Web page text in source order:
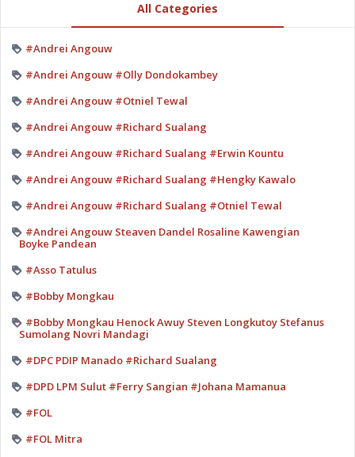
All Categories
#Andrei Angouw
#Andrei Angouw #Olly Dondokambey
#Andrei Angouw #Otniel Tewal
#Andrei Angouw #Richard Sualang
#Andrei Angouw #Richard Sualang #Erwin Kountu
#Andrei Angouw #Richard Sualang #Hengky Kawalo
#Andrei Angouw #Richard Sualang #Otniel Tewal
#Andrei Angouw Steaven Dandel Rosaline Kawengian
Boyke Pandean
#Asso Tatulus
#Bobby Mongkau
#Bobby Mongkau Henock Awuy Steven Longkutoy Stefanus
Sumolang Novri Mandagi
#DPC PDIP Manado #Richard Sualang
#DPD LPM Sulut #Ferry Sangian #Johana Mamanua
#FOL
#FOL Mitra